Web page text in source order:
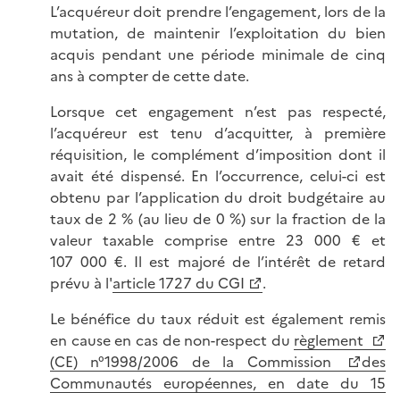
L’acquéreur doit prendre l’engagement, lors de la
mutation, de maintenir l’exploitation du bien
acquis pendant une période minimale de cinq
ans à compter de cette date.
Lorsque cet engagement n’est pas respecté,
l’acquéreur est tenu d’acquitter, à première
réquisition, le complément d’imposition dont il
avait été dispensé. En l’occurrence, celui-ci est
obtenu par l’application du droit budgétaire au
taux de 2 % (au lieu de 0 %) sur la fraction de la
valeur taxable comprise entre 23 000 € et
107 000 €. Il est majoré de l’intérêt de retard
prévu à l'article 1727 du CGI
.
Le bénéfice du taux réduit est également remis
en cause en cas de non-respect du règlement
(CE) n°1998/2006 de la Commission
des
Communautés européennes, en date du 15